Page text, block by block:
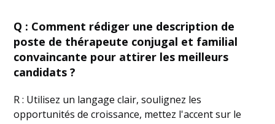
Q : Comment rédiger une description de
poste de thérapeute conjugal et familial
convaincante pour attirer les meilleurs
candidats ?
R : Utilisez un langage clair, soulignez les
opportunités de croissance, mettez l'accent sur le